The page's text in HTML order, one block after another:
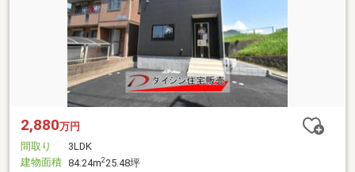
2,880万円
間取り
3LDK
建物面積 84.24m225.48坪